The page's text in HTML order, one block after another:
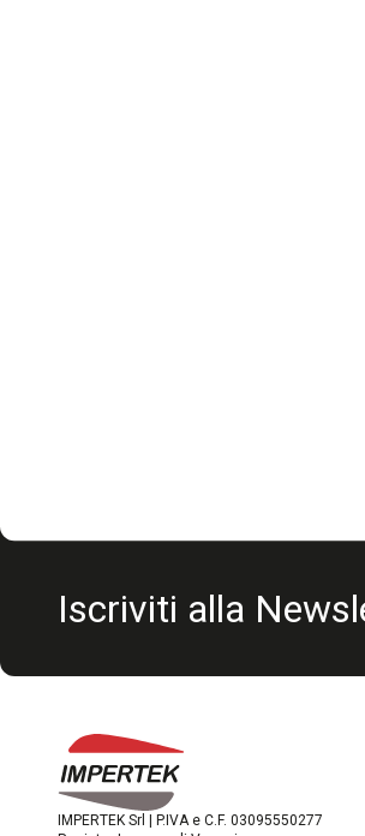
Iscriviti alla
IMPERTEK Srl | P.IVA e C.F. 03095550277